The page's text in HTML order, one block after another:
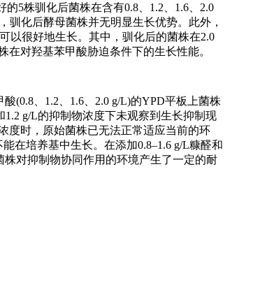
5株驯化后菌株在含有0.8、1.2、1.6、2.0
驯化后酵母菌株并无明显生长优势。此外，
以很好地生长。其中，驯化后的菌株在2.0
对羟基苯甲酸胁迫条件下的生长性能。
(0.8、1.2、1.6、2.0 g/L)的YPD平板上菌株
g/L的抑制物浓度下未观察到生长抑制现
度时，原始菌株已无法正常适应当前的环
在培养基中生长。在添加0.8–1.6 g/L糠醛和
对抑制物协同作用的环境产生了一定的耐